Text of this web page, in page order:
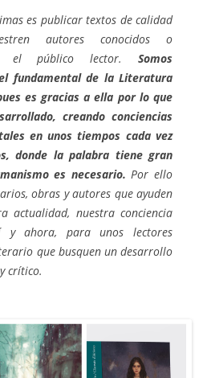
es publicar textos de calidad
autores conocidos o
el público lector. Somos
fundamental de la Literatura
es gracias a ella por lo que
creando conciencias
en unos tiempos cada vez
donde la palabra tiene gran
es necesario. Por ello
obras y autores que ayuden
actualidad, nuestra conciencia
y ahora, para unos lectores
que busquen un desarrollo
crítico.